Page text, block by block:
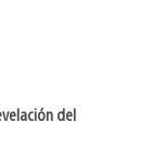
del